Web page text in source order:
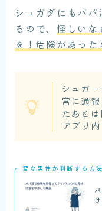
シュガダにもパ
るので、 怪しいな
を！危険があった
シュガ
営に通
たあと
アプリ
変な男性か判断する方